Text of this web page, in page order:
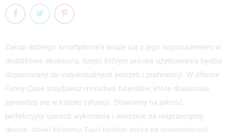
Zakup dobrego smartphone’a wiąże się z jego wyposażeniem w
dodatkowe akcesoria, dzięki którym proces użytkowania będzie
dopasowany do indywidualnych potrzeb i preferencji. W ofercie
Funny Case znajdziesz mnóstwo futerałów, które doskonale
sprawdzą się w każdej sytuacji. Stawiamy na jakość,
perfekcyjny sposób wykonania i wreszcie na nieprzeciętny
design, dzięki któremu Twój telefon zyska na oryginalności!